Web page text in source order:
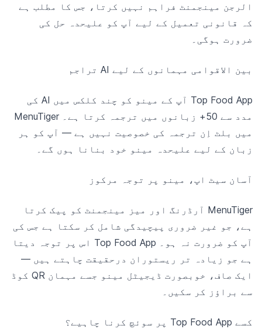
الرجن مینجمنٹ فراہم نہیں کرتا، جس کا مطلب ہے
کہ قانونی تعمیل کے لیے آپ کو علیحدہ حل کی
ضرورت ہوگی۔
بین الاقوامی مہمانوں کے لیے AI تراجم
Top Food App آپ کے مینو کو چند کلکس میں AI کی
مدد سے 50+ زبانوں میں ترجمہ کرتا ہے۔ MenuTiger
میں بلٹ اِن ترجمہ کی خصوصیت نہیں ہے — آپ کو ہر
زبان کے لیے علیحدہ مینو خود بنانا ہوں گے۔
آسان سیٹ اپ، مینو پر توجہ مرکوز
MenuTiger آرڈرنگ اور میز مینجمنٹ کو پیک کرتا
ہے، جو غیر ضروری پیچیدگی شامل کر سکتا ہے جس کی
آپ کو ضرورت نہ ہو۔ Top Food App اس پر توجہ دیتا
ہے جو زیادہ تر ریستوران درحقیقت چاہتے ہیں —
ایک صاف، خوبصورت ڈیجیٹل مینو جسے مہمان QR کوڈ
سے براؤز کر سکیں۔
کسے Top Food App پر سوئچ کرنا چاہیے؟